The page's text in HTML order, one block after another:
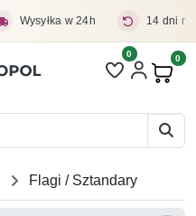
Wysyłka w 24h 14 dni
Liczba pozycji
0 0
Flagi / Sztandary